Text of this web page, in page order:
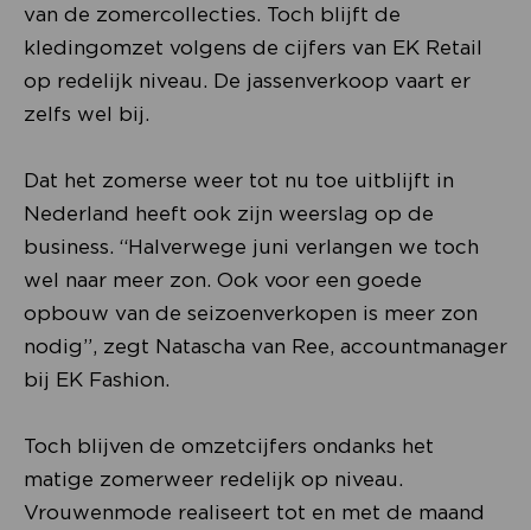
van de zomercollecties. Toch blijft de
kledingomzet volgens de cijfers van EK Retail
op redelijk niveau. De jassenverkoop vaart er
zelfs wel bij.
Dat het zomerse weer tot nu toe uitblijft in
Nederland heeft ook zijn weerslag op de
business. “Halverwege juni verlangen we toch
wel naar meer zon. Ook voor een goede
opbouw van de seizoenverkopen is meer zon
nodig”, zegt Natascha van Ree, accountmanager
bij EK Fashion.
Toch blijven de omzetcijfers ondanks het
matige zomerweer redelijk op niveau.
Vrouwenmode realiseert tot en met de maand